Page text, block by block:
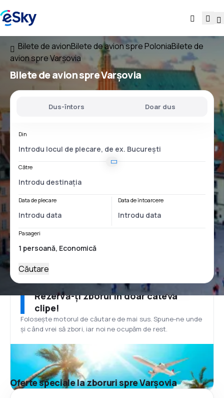
Bilete de avionBilete de avion spre PoloniaBilete de
avion spre Varşovia
Bilete de avion spre Varşovia
Dus-întors Doar dus
Din
Către
Data de plecare Data de întoarcere
Pasageri
Căutare
Rezervă-ți zborul în doar câteva
clipe!
Folosește motorul de căutare de mai sus. Spune-ne unde
și când vrei să zbori, iar noi ne ocupăm de rest.
Oferte speciale la zboruri spre Varşovia